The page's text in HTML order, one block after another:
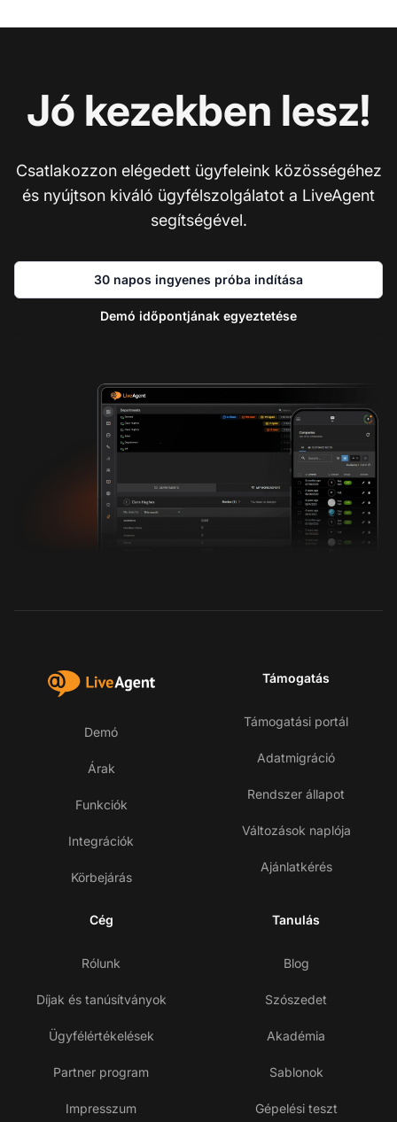
Jó kezekben lesz!
Csatlakozzon elégedett ügyfeleink közösségéhez
és nyújtson kiváló ügyfélszolgálatot a LiveAgent
segítségével.
30 napos ingyenes próba indítása
Demó időpontjának egyeztetése
Demó
Árak
Funkciók
Integrációk
Körbejárás
Támogatás
Támogatási portál
Adatmigráció
Rendszer állapot
Változások naplója
Ajánlatkérés
Cég
Rólunk
Díjak és tanúsítványok
Ügyfélértékelések
Partner program
Impresszum
Tanulás
Blog
Szószedet
Akadémia
Sablonok
Gépelési teszt